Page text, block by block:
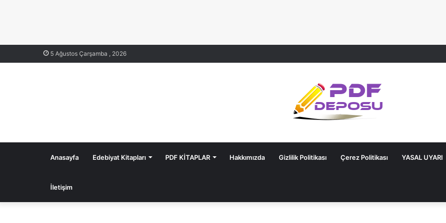
5 Ağustos Çarşamba , 2026
Anasayfa Edebiyat Kitapları PDF KİTAPLAR Hakkımızda Gizlilik Politikası Çerez Politikası YASAL UYARI
İletişim